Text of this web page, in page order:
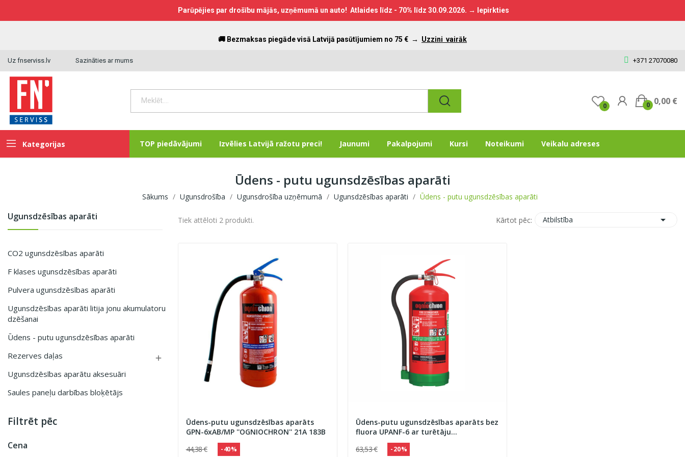
Parūpējies par drošību mājās, uzņēmumā un auto! Atlaides līdz - 70% līdz 30.09.2026. → Iepirkties
🚚 Bezmaksas piegāde visā Latvijā pasūtījumiem no 75 € → Uzzini vairāk
Uz fnserviss.lv Sazināties ar mums +371 27070080
0 0,00 €
0
Kategorijas TOP piedāvājumi Izvēlies Latvijā ražotu preci! Jaunumi Pakalpojumi Kursi Noteikumi Veikalu adreses
Ūdens - putu ugunsdzēsības aparāti
Sākums Ugunsdrošība Ugunsdrošība uzņēmumā Ugunsdzēsības aparāti Ūdens - putu ugunsdzēsības aparāti
Ugunsdzēsības aparāti
CO2 ugunsdzēsības aparāti
F klases ugunsdzēsības aparāti
Pulvera ugunsdzēsības aparāti
Ugunsdzēsības aparāti litija jonu akumulatoru
dzēšanai
Ūdens - putu ugunsdzēsības aparāti
Rezerves daļas

Ugunsdzēsības aparātu aksesuāri
Saules paneļu darbības bloķētājs
Filtrēt pēc
Cena
Tiek attēloti 2 produkti. Kārtot pēc: Atbilstība 
Ūdens-putu ugunsdzēsības aparāts
GPN-6xAB/MP ''OGNIOCHRON'' 21A 183B
44,38 €
- 40 %
Ūdens-putu ugunsdzēsības aparāts bez
fluora UPANF-6 ar turētāju
63,53 € - 20 %